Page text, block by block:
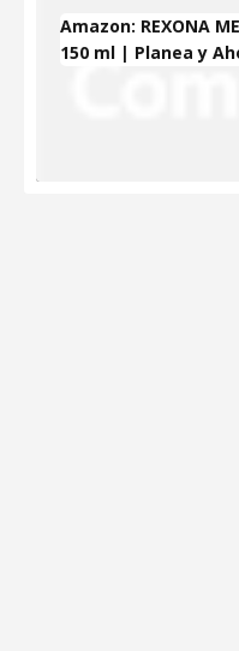
Amazon: REXONA
150 ml | Planea y